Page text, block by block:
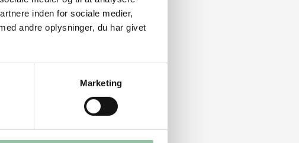
inden for sociale medier,
andre oplysninger, du har givet
Marketing